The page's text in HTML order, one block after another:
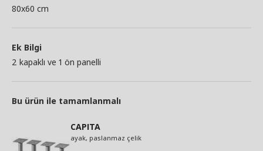
80x60 cm
Ek Bilgi
2 kapaklı ve 1 ön panelli
Bu ürün ile tamamlanmalı
CAPITA
ayak, paslanmaz çelik